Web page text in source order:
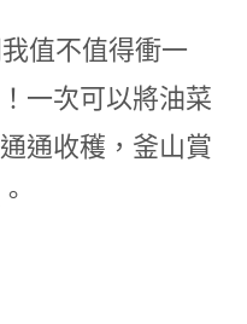
值不值得衝一
一次可以將油菜
通收穫，釜山賞